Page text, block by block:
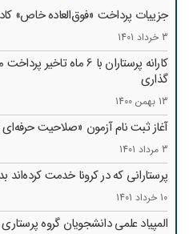
جزییات پرداخت «فوق‌العاده خاص»
3 خرداد 1401
کارانه‌ پرستاران با 6
گذاری
13 بهمن 1400
آغاز ثبت نام آزمون «صلاحیت حرفه‌ای
3 مرداد 1401
پرستارانی که در کرونا خدمت
10 خرداد 1401
المپیاد علمی دانشجویان گروه